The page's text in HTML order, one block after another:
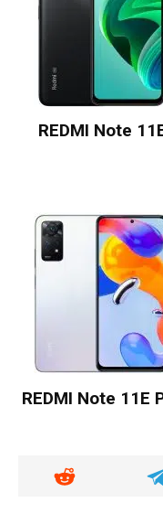
REDMI Note
REDMI Note 11E